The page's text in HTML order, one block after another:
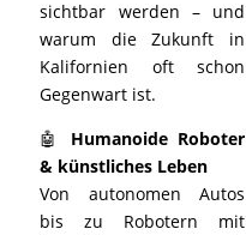
sichtbar werden – und
warum die Zukunft in
Kalifornien oft schon
Gegenwart ist.
🤖 Humanoide Roboter
& künstliches Leben
Von autonomen Autos
bis zu Robotern mit